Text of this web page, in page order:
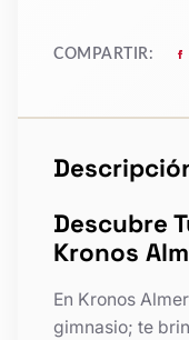
COMPARTIR:
Descubre
Kronos
En Kronos
gimnasio; te